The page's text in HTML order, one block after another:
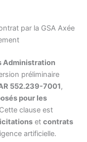
par la GSA Axée
Administration
préliminaire
552.239-7001,
pour les
clause est
etcontrats
artificielle.